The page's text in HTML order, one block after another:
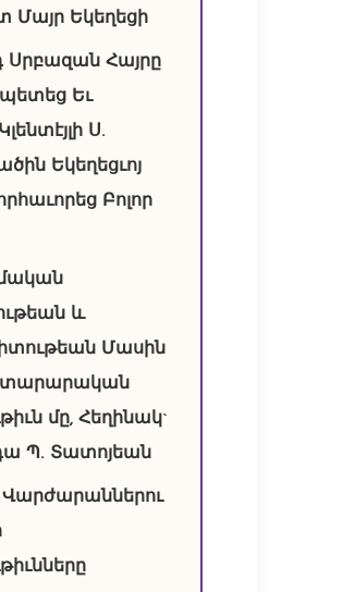
Եկեղեցի
Սրբազան Հայրը
Եւ
Ս.
Եկեղեցւոյ
Բոլոր
և
Մասին
մը, Հեղինակ`
Պ. Տատոյեան
Վարժարաններու